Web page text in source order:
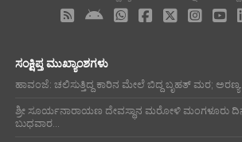
ಸಂಕ್ಷಿಪ್ತ ಮುಖ್ಯಾಂಶಗಳು
ಹಾವಂಜೆ: ಚಲಿಸುತ್ತಿದ್ದ ಕಾರಿನ ಮೇಲೆ ಬಿದ್ದ ಬೃಹತ್ ಮರ; ಅರಣ್ಯ...
ಶ್ರೀ ಸೂರ್ಯನಾರಾಯಣ ದೇವಸ್ಥಾನ ಮರೋಳಿ ಮಂಗಳೂರು
ಬುಧವಾರ...